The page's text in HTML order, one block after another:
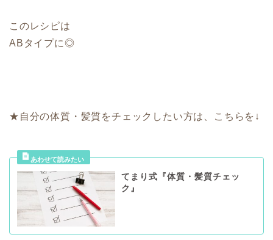
このレシピは
ABタイプに◎
★自分の体質・髪質をチェックしたい方は、こちらを↓
てまり式『体質・髪質チェッ
ク』